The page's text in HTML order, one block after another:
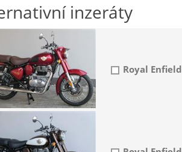
inzeráty
Royal Enfield